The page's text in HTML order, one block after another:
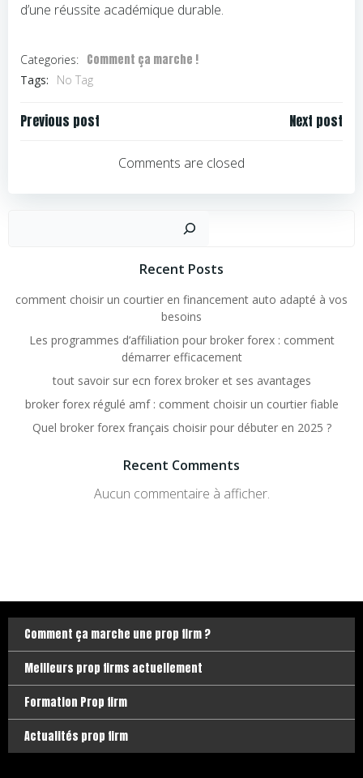
d’une réussite académique durable.
Categories: Comment ça marche !
Tags: No Tag
Navigation
Previous post
l’article
Next post
Comments are closed
Rechercher
Recent Posts
comment choisir un courtier en financement auto adapté à vos
besoins
Les programmes d’affiliation pour broker forex : comment
démarrer efficacement
tout savoir sur ecn forex broker et ses avantages
broker forex régulé amf : comment choisir un courtier fiable
Quel broker forex français choisir pour débuter en 2025 ?
Recent Comments
Aucun commentaire à afficher.
Comment ça marche une prop firm ?
Meilleurs prop firms actuellement
Formation Prop firm
Actualités prop firm